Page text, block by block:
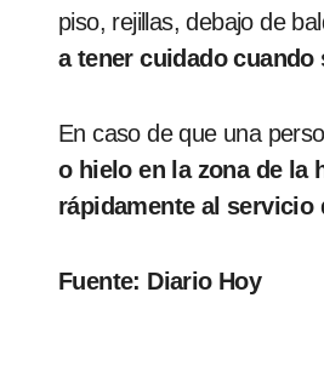
piso, rejillas, debajo de
a tener cuidado
En caso de que una
o hielo en la zona de la
rápidamente al servicio
Fuente: Diario Hoy